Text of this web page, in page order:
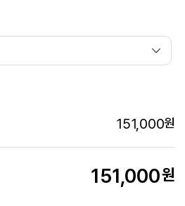
151,000원
151,000원